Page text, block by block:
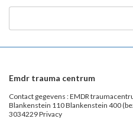
Zoeken
Emdr trauma centrum
Contact gegevens : EMDR
Blankenstein 110 Blankenstein 400
3034229 Privacy